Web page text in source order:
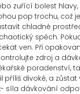
zuřící bolest
pop trochu, což
chladné
spěch.
ven. Při
zdroj a
poradenství,
divoké, a
síla dávkování